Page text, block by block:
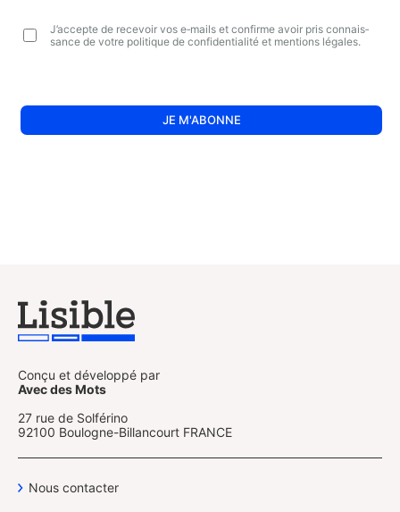
J’ac­cepte de rece­voir vos e‑mails et confirme avoir pris connais­
sance de votre poli­tique de confi­den­tia­li­té et men­tions légales.
Conçu et développé par
Avec des Mots
27 rue de Solférino
92100 Boulogne-Billancourt FRANCE
Nous contacter